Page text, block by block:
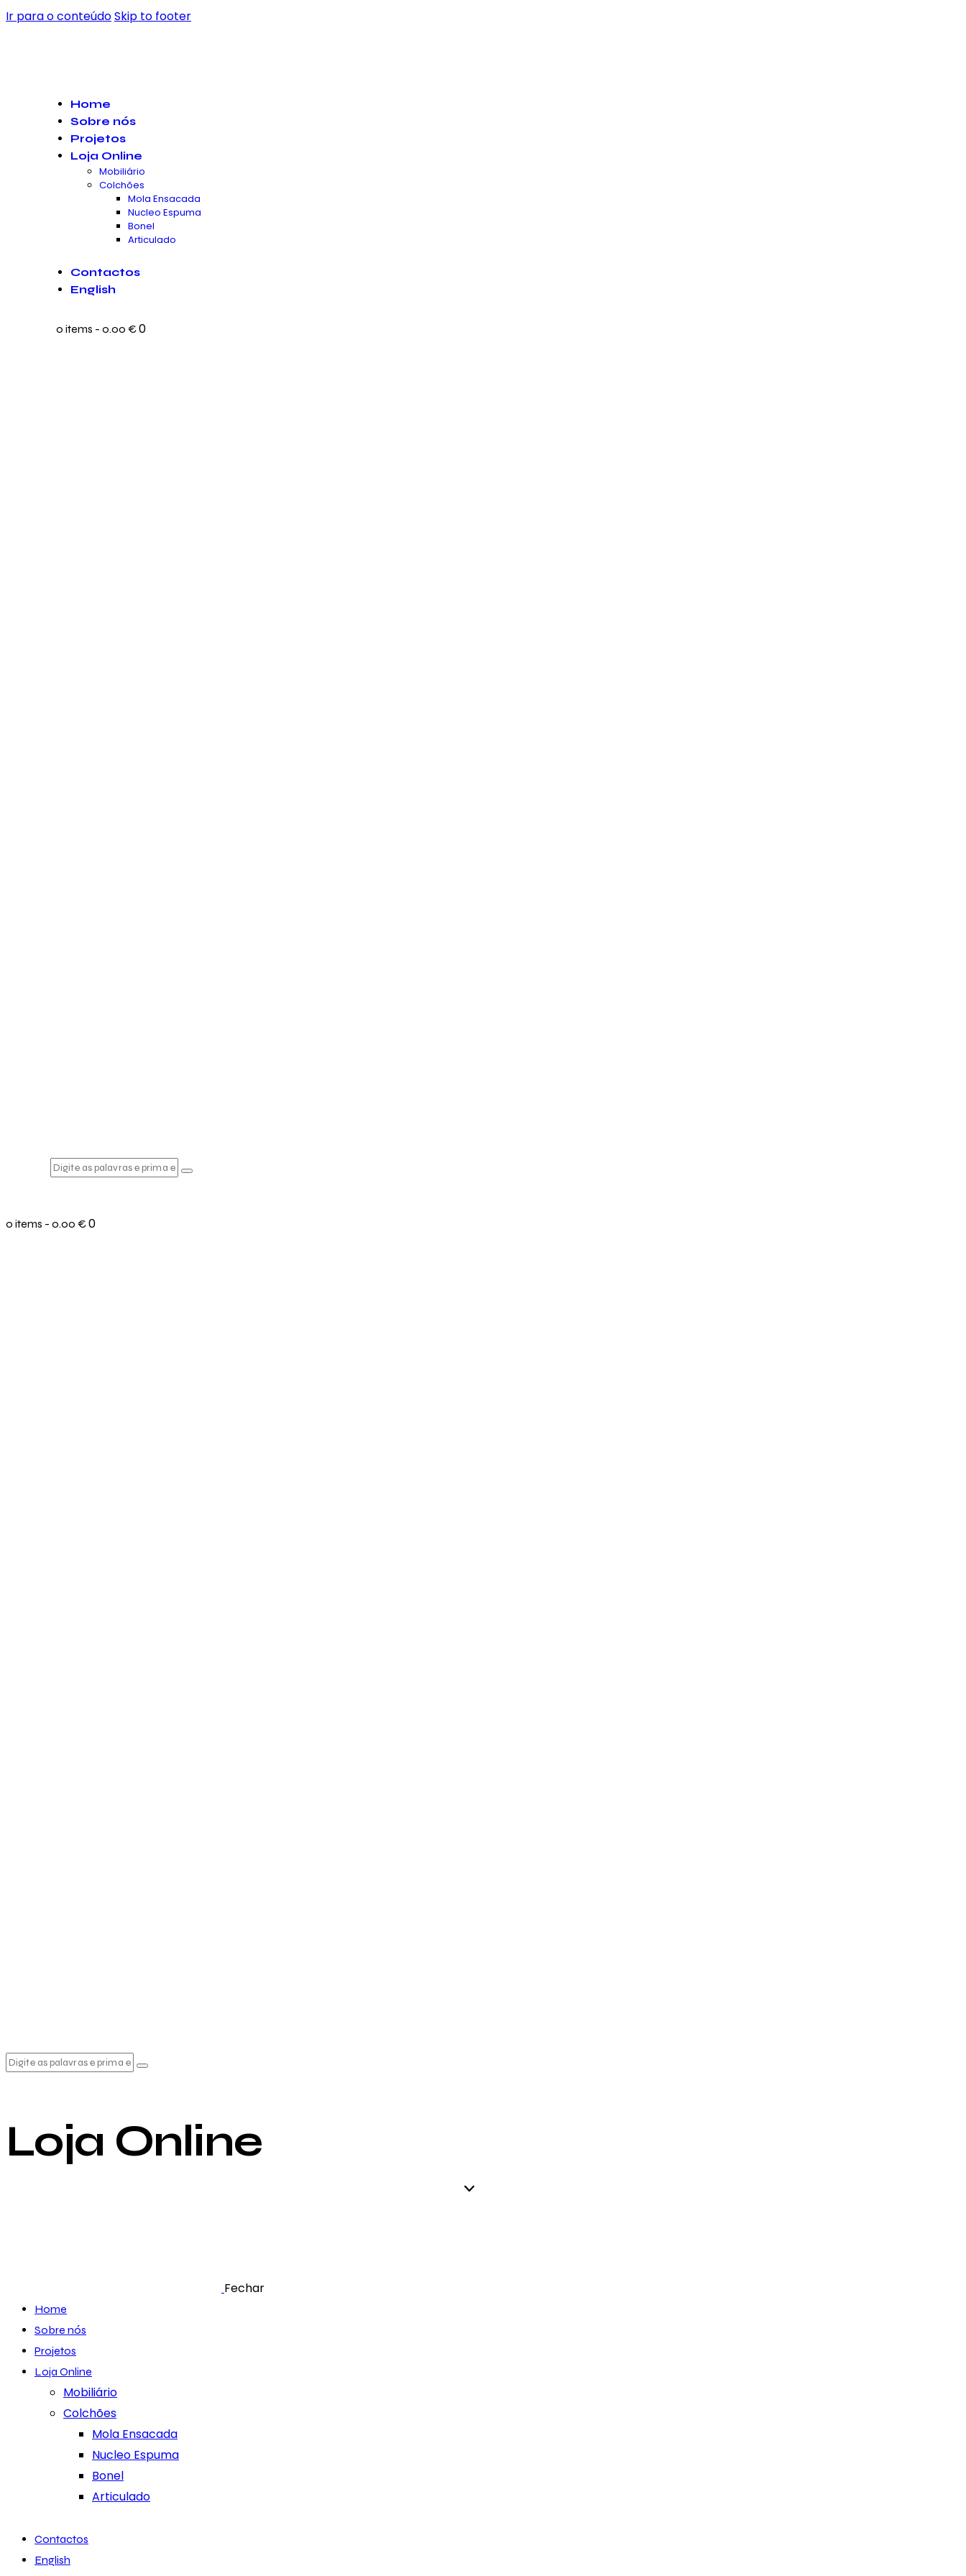
Ir para o conteúdoSkip to footer
Home
Sobre nós
Projetos
Loja Online
Mobiliário
Colchões
Mola Ensacada
Nucleo Espuma
Bonel
Articulado
Contactos
English
0 items - 0.00 €0
0 items - 0.00 €0
Loja Online
Fechar
Home
Sobre nós
Projetos
Loja Online
Mobiliário
Colchões
Mola Ensacada
Nucleo Espuma
Bonel
Articulado
Contactos
English